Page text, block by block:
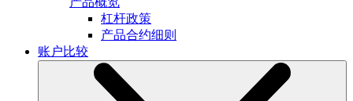
杠杆政策
产品合约细则
账户比较